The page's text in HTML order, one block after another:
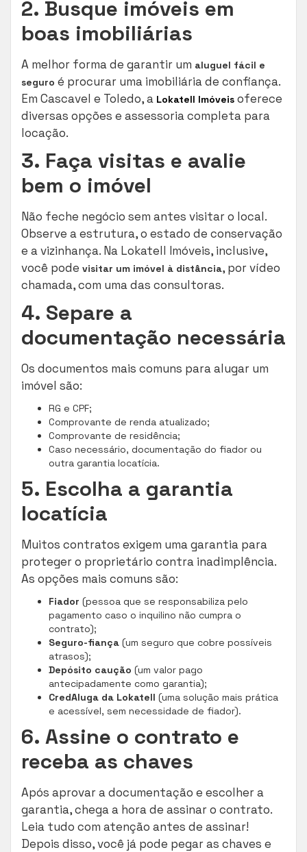
2. Busque imóveis em
boas imobiliárias
A melhor forma de garantir um aluguel fácil e
seguro é procurar uma imobiliária de confiança.
Em Cascavel e Toledo, a Lokatell Imóveis oferece
diversas opções e assessoria completa para
locação.
3. Faça visitas e avalie
bem o imóvel
Não feche negócio sem antes visitar o local.
Observe a estrutura, o estado de conservação
e a vizinhança. Na Lokatell Imóveis, inclusive,
você pode visitar um imóvel à distância, por vídeo
chamada, com uma das consultoras.
4. Separe a
documentação necessária
Os documentos mais comuns para alugar um
imóvel são:
RG e CPF;
Comprovante de renda atualizado;
Comprovante de residência;
Caso necessário, documentação do fiador ou
outra garantia locatícia.
5. Escolha a garantia
locatícia
Muitos contratos exigem uma garantia para
proteger o proprietário contra inadimplência.
As opções mais comuns são:
Fiador (pessoa que se responsabiliza pelo
pagamento caso o inquilino não cumpra o
contrato);
Seguro-fiança (um seguro que cobre possíveis
atrasos);
Depósito caução (um valor pago
antecipadamente como garantia);
CredAluga da Lokatell (uma solução mais prática
e acessível, sem necessidade de fiador).
6. Assine o contrato e
receba as chaves
Após aprovar a documentação e escolher a
garantia, chega a hora de assinar o contrato.
Leia tudo com atenção antes de assinar!
Depois disso, você já pode pegar as chaves e